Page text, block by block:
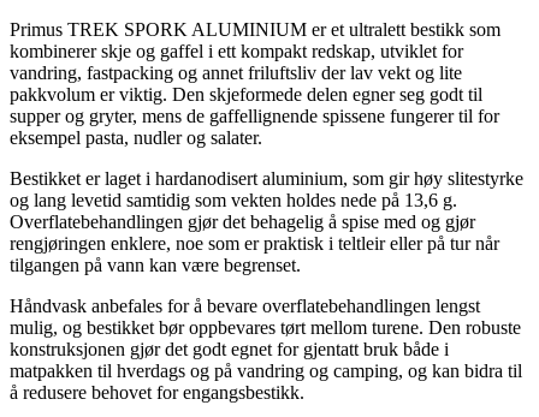
Primus TREK SPORK ALUMINIUM er et ultralett bestikk som
kombinerer skje og gaffel i ett kompakt redskap, utviklet for
vandring, fastpacking og annet friluftsliv der lav vekt og lite
pakkvolum er viktig. Den skjeformede delen egner seg godt til
supper og gryter, mens de gaffellignende spissene fungerer til for
eksempel pasta, nudler og salater.
Bestikket er laget i hardanodisert aluminium, som gir høy slitestyrke
og lang levetid samtidig som vekten holdes nede på 13,6 g.
Overflatebehandlingen gjør det behagelig å spise med og gjør
rengjøringen enklere, noe som er praktisk i teltleir eller på tur når
tilgangen på vann kan være begrenset.
Håndvask anbefales for å bevare overflatebehandlingen lengst
mulig, og bestikket bør oppbevares tørt mellom turene. Den robuste
konstruksjonen gjør det godt egnet for gjentatt bruk både i
matpakken til hverdags og på vandring og camping, og kan bidra til
å redusere behovet for engangsbestikk.